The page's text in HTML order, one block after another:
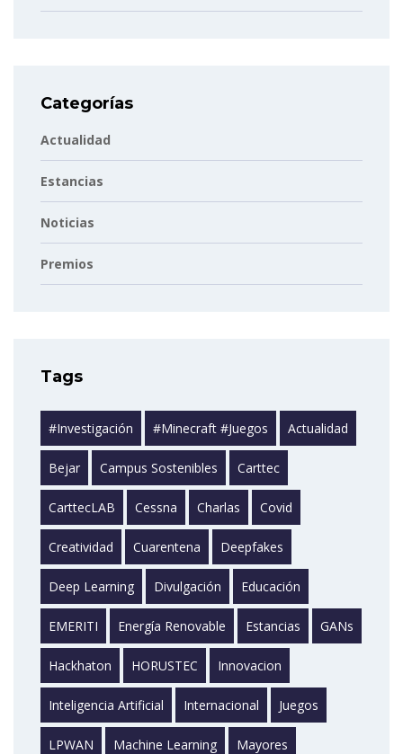
Categorías
Actualidad
Estancias
Noticias
Premios
Tags
#investigación #minecraft #juegos Actualidad
Bejar Campus Sostenibles Carttec
CarttecLAB Cessna Charlas Covid
Creatividad Cuarentena Deepfakes
Deep Learning Divulgación Educación
EMERITI Energía Renovable Estancias GANs
Hackhaton HORUSTEC Innovacion
Inteligencia Artificial Internacional Juegos
LPWAN Machine Learning Mayores